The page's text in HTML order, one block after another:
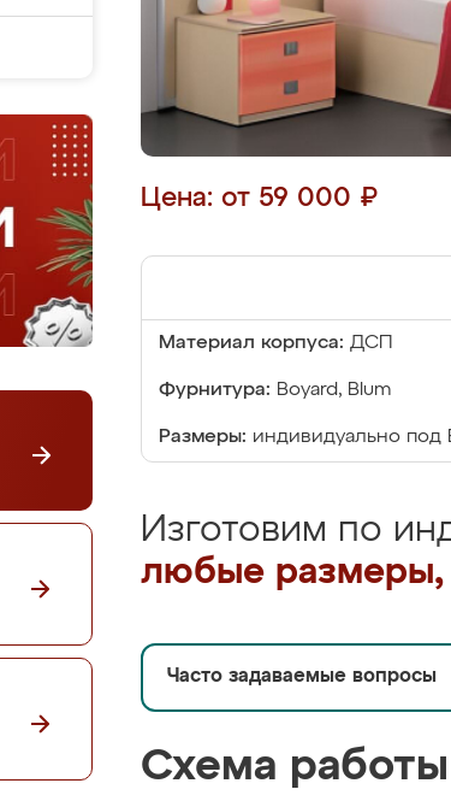
Цена: от 59 000 ₽
Материал корпуса: ДСП
Фурнитура: Boyard, Blum
Размеры: индивидуально под
Изготовим по
любые размеры,
Часто задаваемые вопросы
Схема работы